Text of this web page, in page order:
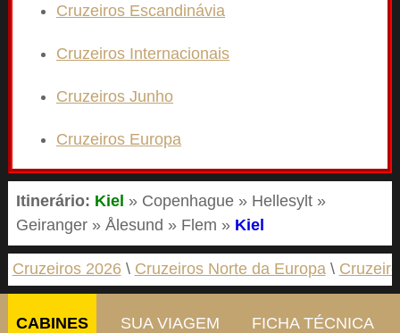
Cruzeiros Escandinávia
Cruzeiros Internacionais
Cruzeiros Junho
Cruzeiros Europa
Itinerário: Kiel » Copenhague » Hellesylt »
Geiranger » Ålesund » Flem » Kiel
Cruzeiros 2026 Cruzeiros Norte da Europa
CABINES SUA VIAGEM FICHA TÉCNICA